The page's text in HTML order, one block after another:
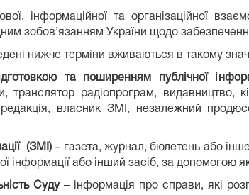
інформаційної та організаційної
зобов’язанням України щодо
нижче терміни вживаються в такому
та поширенням публічної
транслятор радіопрограм, видавництво,
редакція, власник ЗМІ, незалежний
(ЗМІ)– газета, журнал, бюлетень або
інформації або інший засіб, за допомогою
Суду– інформація про справи, які